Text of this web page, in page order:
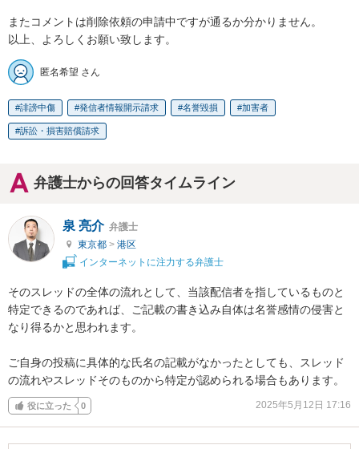
またコメントは削除依頼の申請中ですが通るか分かりません。
以上、よろしくお願い致します。
匿名希望 さん
誹謗中傷 発信者情報開示請求 名誉毀損 加害者
訴訟・損害賠償請求
弁護士からの回答タイムライン
泉 亮介 弁護士
東京都 > 港区
インターネットに注力する弁護士
そのスレッドの全体の流れとして、当該配信者を指しているものと
特定できるのであれば、ご記載の書き込み自体は名誉感情の侵害と
なり得るかと思われます。
ご自身の投稿に具体的な氏名の記載がなかったとしても、スレッド
の流れやスレッドそのものから特定が認められる場合もあります。
役に立った 0 2025年5月12日 17:16